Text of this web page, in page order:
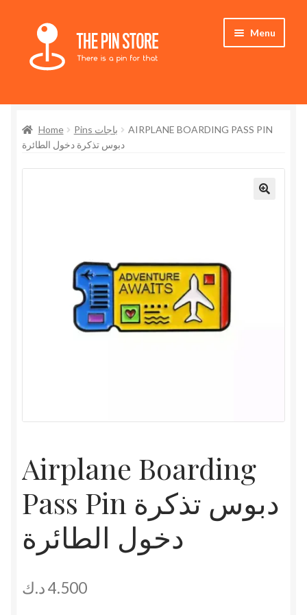
Skip
navigation
Skip
content
Menu
Store
My Account
Home Pins باجات
AIRPLANE BOARDING PASS PIN
دبوس تذكرة دخول الطائرة
Airplane Boarding
Pass Pin دبوس تذكرة
دخول الطائرة
4.500د.ك